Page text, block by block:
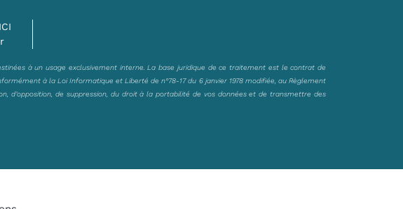
à un usage exclusivement interne. La base juridique de ce traitement est le contrat de
à la Loi Informatique et Liberté de n°78-17 du 6 janvier 1978 modifiée, au Règlement
d’opposition, de suppression, du droit à la portabilité de vos données et de transmettre des